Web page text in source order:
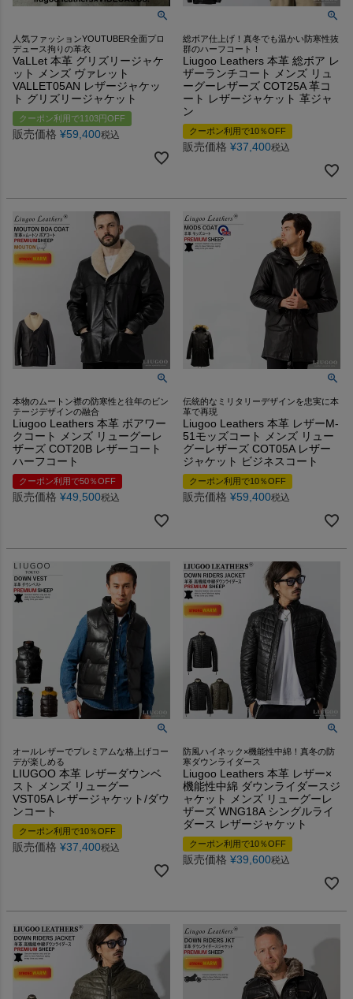
人気ファッションYOUTUBER全面プロ
デュース拘りの革衣
VaLLet 本革 グリズリージャケ
ット メンズ ヴァレット
VALLET05AN レザージャケッ
ト グリズリージャケット
クーポン利用で1103円OFF
販売価格 ¥59,400税込
総ボア仕上げ！真冬でも温かい防寒性抜
群のハーフコート！
Liugoo Leathers 本革 総ボア レ
ザーランチコート メンズ リュ
ーグーレザーズ COT25A 革コ
ート レザージャケット 革ジャ
ン
クーポン利用で10％OFF
販売価格 ¥37,400税込
本物のムートン襟の防寒性と往年のビン
テージデザインの融合
Liugoo Leathers 本革 ボアワー
クコート メンズ リューグーレ
ザーズ COT20B レザーコート
ハーフコート
クーポン利用で50％OFF
販売価格 ¥49,500税込
伝統的なミリタリーデザインを忠実に本
革で再現
Liugoo Leathers 本革 レザーM-
51モッズコート メンズ リュー
グーレザーズ COT05A レザー
ジャケット ビジネスコート
クーポン利用で10％OFF
販売価格 ¥59,400税込
オールレザーでプレミアムな格上げコー
デが楽しめる
LIUGOO 本革 レザーダウンベ
スト メンズ リューグー
VST05A レザージャケット/ダウ
ンコート
クーポン利用で10％OFF
販売価格 ¥37,400税込
防風ハイネック×機能性中綿！真冬の防
寒ダウンライダース
Liugoo Leathers 本革 レザー×
機能性中綿 ダウンライダースジ
ャケット メンズ リューグーレ
ザーズ WNG18A シングルライ
ダース レザージャケット
クーポン利用で10％OFF
販売価格 ¥39,600税込